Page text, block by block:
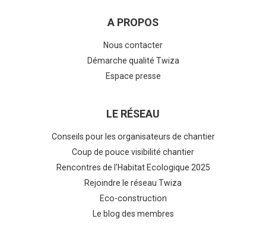
A PROPOS
Nous contacter
Démarche qualité Twiza
Espace presse
LE RÉSEAU
Conseils pour les organisateurs de chantier
Coup de pouce visibilité chantier
Rencontres de l'Habitat Ecologique 2025
Rejoindre le réseau Twiza
Eco-construction
Le blog des membres